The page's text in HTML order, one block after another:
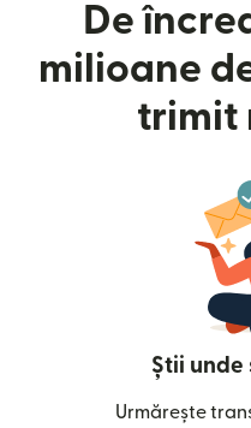
De
milioane
trimit
Știi unde
Urmărește